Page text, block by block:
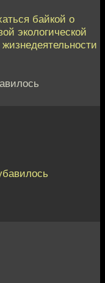
байкой о
экологической